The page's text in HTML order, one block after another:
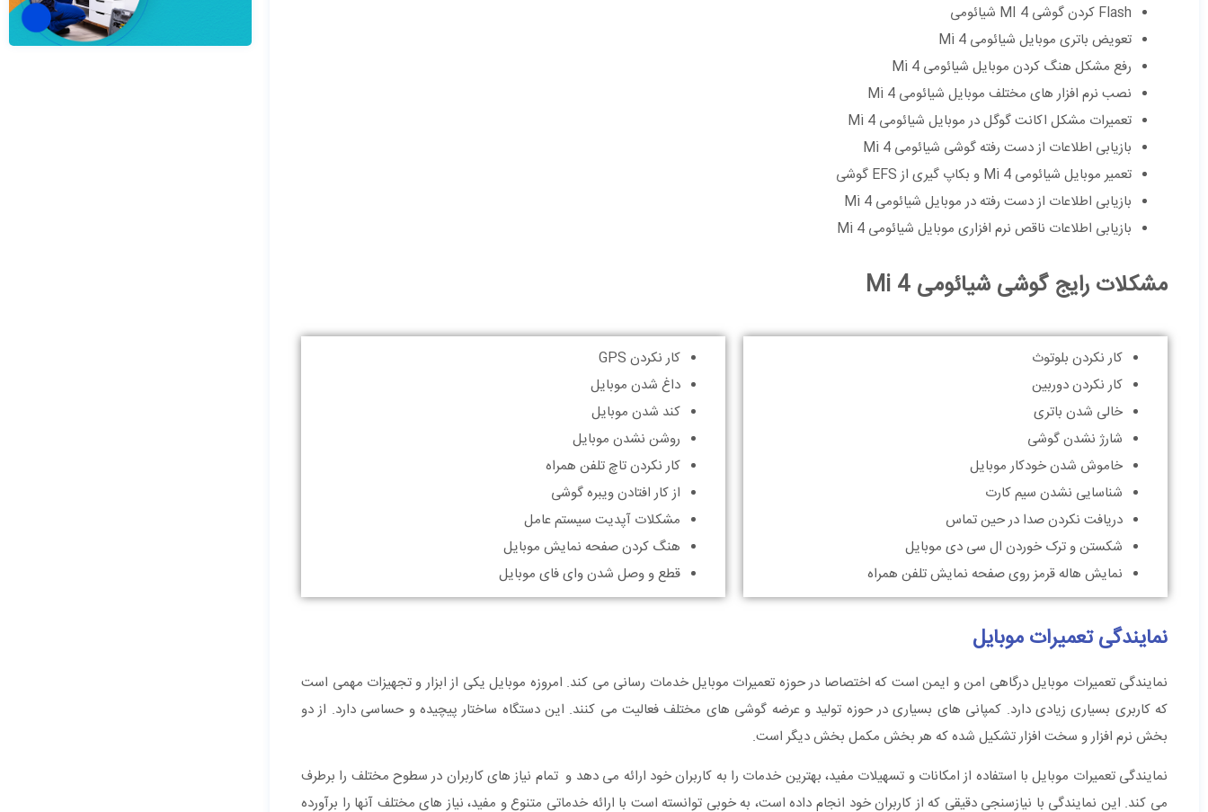
Flash کردن گوشی MI 4 شیائومی
تعویض باتری موبایل شیائومی Mi 4
رفع مشکل هنگ کردن موبایل شیائومی Mi 4
نصب نرم افزار های مختلف موبایل شیائومی Mi 4
تعمیرات مشکل اکانت گوگل در موبایل شیائومی Mi 4
بازیابی اطلاعات از دست رفته گوشی شیائومی Mi 4
تعمیر موبایل شیائومی Mi 4 و بکاپ گیری از EFS گوشی
بازیابی اطلاعات از دست رفته در موبایل شیائومی Mi 4
بازیابی اطلاعات ناقص نرم افزاری موبایل شیائومی Mi 4
مشکلات رایج گوشی شیائومی Mi 4
کار نکردن بلوتوث
کار نکردن دوربین
خالی شدن باتری
شارژ نشدن گوشی
خاموش شدن خودکار موبایل
شناسایی نشدن سیم کارت
دریافت نکردن صدا در حین تماس
شکستن و ترک خوردن ال سی دی موبایل
نمایش هاله قرمز روی صفحه نمایش تلفن همراه
کار نکردن GPS
داغ شدن موبایل
کند شدن موبایل
روشن نشدن موبایل
کار نکردن تاچ تلفن همراه
از کار افتادن ویبره گوشی
مشکلات آپدیت سیستم عامل
هنگ کردن صفحه نمایش موبایل
قطع و وصل شدن وای فای موبایل
نمایندگی تعمیرات موبایل
نمایندگی تعمیرات موبایل درگاهی امن و ایمن است که اختصاصا در حوزه تعمیرات موبایل خدمات رسانی می کند. امروزه موبایل یکی از ابزار و تجهیزات مهمی است
که کاربری بسیاری زیادی دارد. کمپانی های بسیاری در حوزه تولید و عرضه گوشی های مختلف فعالیت می کنند. این دستگاه ساختار پیچیده و حساسی دارد. از دو
بخش نرم افزار و سخت افزار تشکیل شده که هر بخش مکمل بخش دیگر است.
نمایندگی تعمیرات موبایل با استفاده از امکانات و تسهیلات مفید، بهترین خدمات را به کاربران خود ارائه می دهد و تمام نیاز های کاربران در سطوح مختلف را برطرف
می کند. این نمایندگی با نیازسنجی دقیقی که از کاربران خود انجام داده است، به خوبی توانسته است با ارائه خدماتی متنوع و مفید، نیاز های مختلف آنها را برآورده